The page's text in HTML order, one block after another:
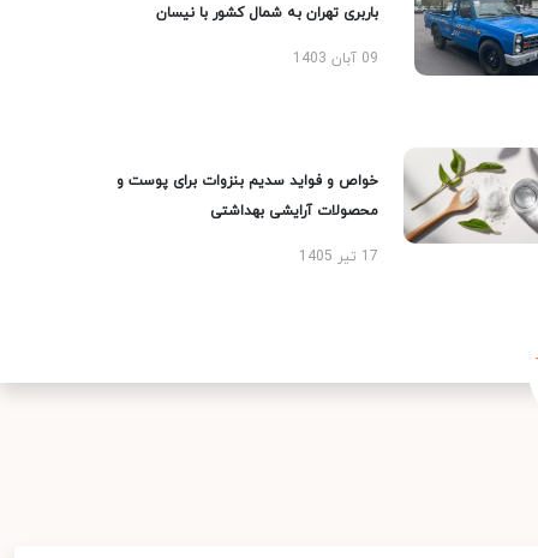
باربری تهران به شمال کشور با نیسان
09 آبان 1403
خواص و فواید سدیم بنزوات برای پوست و
محصولات آرایشی بهداشتی
17 تیر 1405